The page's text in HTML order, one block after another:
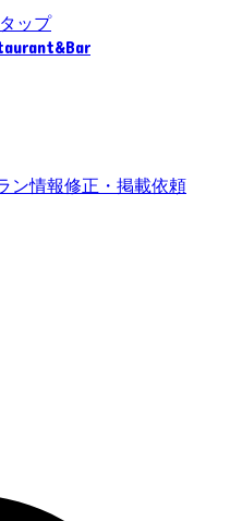
ップ
ン情報修正・掲載依頼